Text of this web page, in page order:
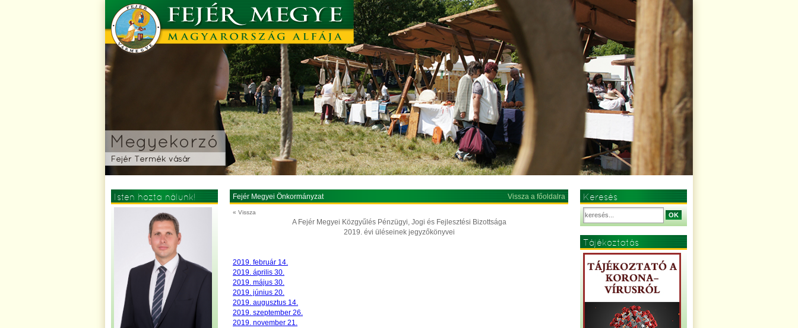
Isten hozta nálunk! Fejér Megyei Önkormányzat Vissza a főoldalra
« Vissza
A Fejér Megyei Közgyűlés Pénzügyi, Jogi és Fejlesztési Bizottsága
2019. évi üléseinek jegyzőkönyvei
2019. február 14.
2019. április 30.
2019. május 30.
2019. június 20.
2019. augusztus 14.
2019. szeptember 26.
2019. november 21.
Keresés
OK
Tájékoztatás